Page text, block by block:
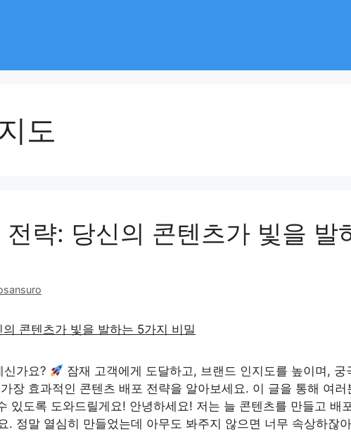
도
략: 당신의 콘텐츠가 빛을 발
신가요?
잠재 고객에게 도달하고, 브랜드 인지도를 높이며, 궁
장 효과적인 콘텐츠 배포 전략을 알아보세요. 이 글을 통해 여러
있도록 도와드릴게요! 안녕하세요! 저는 늘 콘텐츠를 만들고 배
. 정말 열심히 만들었는데 아무도 봐주지 않으면 너무 속상하잖